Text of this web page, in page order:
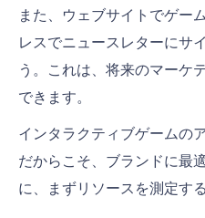
また、ウェブサイトでゲー
レスでニュースレターにサ
う。これは、将来のマーケ
できます。
インタラクティブゲームの
だからこそ、ブランドに最
に、まずリソースを測定す